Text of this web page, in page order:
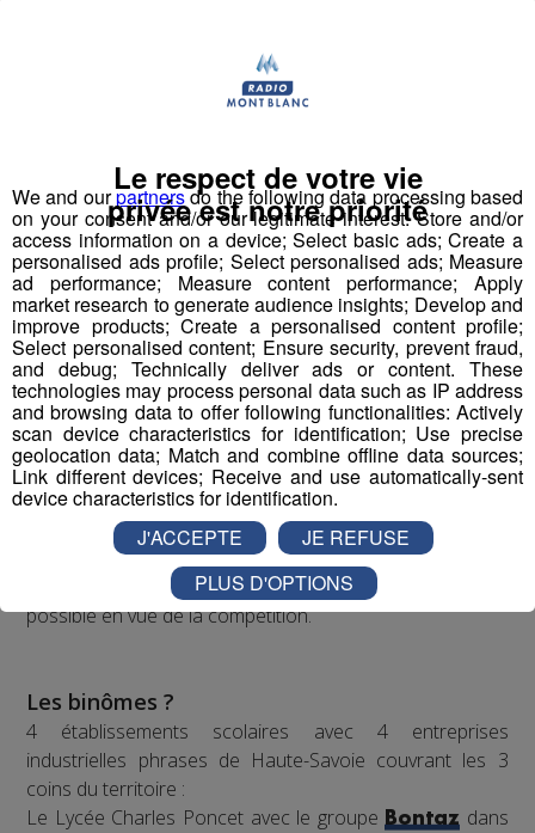
fourni par l'association organisatrice la compétition
"Robotique First France". Dans le cadre de TOP FAB, le
Groupe Mont Blanc Médias fait appel à4
établissements scolaires volontairesparticipant au
challenge en les associant à4 entreprises
industriellesd’envergure sur le territoire pour former
des binômes.
Pour mener à bien leur projet et tenter de
remporterla compétition nationale à Lyon le 22 mars,
ils pourront compter surle coaching de
l’association,et reconnue par la French Fab ; mais
égalementl’accompagnement de leurs entreprises
présentes en école et en accueillant les
classes pour visites, conseils et fabrication de pièces
nécessaires pour rendre le robot le plus performant
possible en vue de la compétition.
Les binômes ?
4 établissements scolaires avec 4 entreprises
industrielles phrases de Haute-Savoie couvrant les 3
coins du territoire :
Le Lycée Charles Poncet avec le groupeBontaz dans
We and ourpartnersdo the following data processing based
on your consent and/or our legitimate interest: Store and/or
access information on a device; Select basic ads; Create a
personalised ads profile; Select personalised ads; Measure
ad performance; Measure content performance; Apply
market research to generate audience insights; Develop and
improve products; Create a personalised content profile;
Select personalised content; Ensure security, prevent fraud,
and debug; Technically deliver ads or content. These
technologies may process personal data such as IP address
and browsing data to offer following functionalities: Actively
scan device characteristics for identification; Use precise
geolocation data; Match and combine offline data sources;
Link different devices; Receive and use automatically-sent
device characteristics for identification.
Le respect de votre vie
privée est notre priorité
J'ACCEPTE
JE REFUSE
PLUS D'OPTIONS